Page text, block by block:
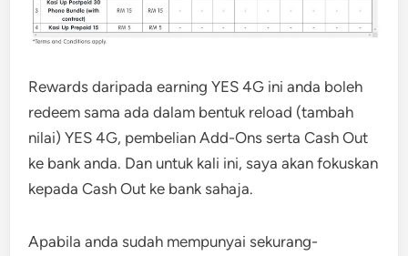
Rewards daripada earning YES 4G ini anda boleh
redeem sama ada dalam bentuk reload (tambah
nilai) YES 4G, pembelian Add-Ons serta Cash Out
ke bank anda. Dan untuk kali ini, saya akan fokuskan
kepada Cash Out ke bank sahaja.
Apabila anda sudah mempunyai sekurang-